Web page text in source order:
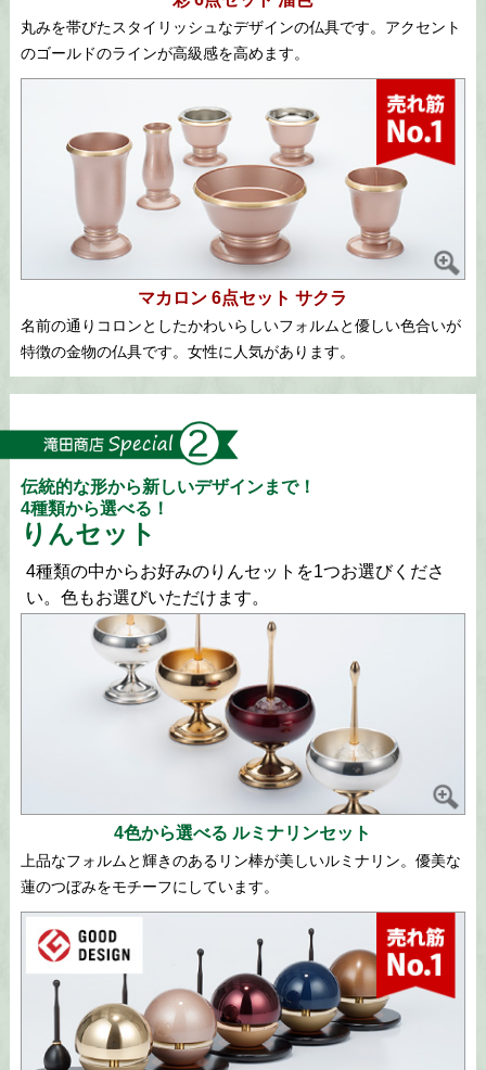
丸みを帯びたスタイリッシュなデザインの仏具です。アクセント
のゴールドのラインが高級感を高めます。
マカロン 6点セット サクラ
名前の通りコロンとしたかわいらしいフォルムと優しい色合いが
特徴の金物の仏具です。女性に人気があります。
伝統的な形から新しいデザインまで！
4種類から選べる！
りんセット
4種類の中からお好みのりんセットを1つお選びくださ
い。色もお選びいただけます。
4色から選べる ルミナリンセット
上品なフォルムと輝きのあるリン棒が美しいルミナリン。優美な
蓮のつぼみをモチーフにしています。